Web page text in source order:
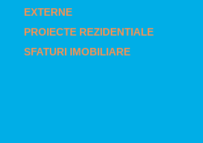
EXTERNE
PROIECTE REZIDENTIALE
SFATURI IMOBILIARE